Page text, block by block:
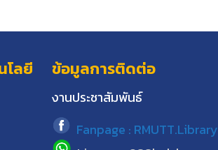
โลยี
ข้อมูลการติดต่อ
งานประชาสัมพันธ์
Fanpage : RMUTT.Library